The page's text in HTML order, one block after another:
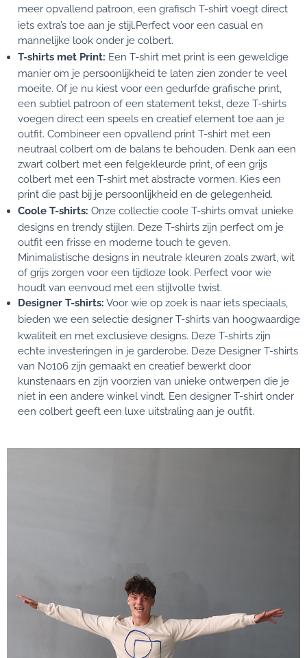
meer opvallend patroon, een grafisch T-shirt voegt direct
iets extra’s toe aan je stijl.Perfect voor een casual en
mannelijke look onder je colbert.
T-shirts met Print: Een T-shirt met print is een geweldige
manier om je persoonlijkheid te laten zien zonder te veel
moeite. Of je nu kiest voor een gedurfde grafische print,
een subtiel patroon of een statement tekst, deze T-shirts
voegen direct een speels en creatief element toe aan je
outfit. Combineer een opvallend print T-shirt met een
neutraal colbert om de balans te behouden. Denk aan een
zwart colbert met een felgekleurde print, of een grijs
colbert met een T-shirt met abstracte vormen. Kies een
print die past bij je persoonlijkheid en de gelegenheid.
Coole T-shirts: Onze collectie coole T-shirts omvat unieke
designs en trendy stijlen. Deze T-shirts zijn perfect om je
outfit een frisse en moderne touch te geven.
Minimalistische designs in neutrale kleuren zoals zwart, wit
of grijs zorgen voor een tijdloze look. Perfect voor wie
houdt van eenvoud met een stijlvolle twist.
Designer T-shirts: Voor wie op zoek is naar iets speciaals,
bieden we een selectie designer T-shirts van hoogwaardige
kwaliteit en met exclusieve designs. Deze T-shirts zijn
echte investeringen in je garderobe. Deze Designer T-shirts
van No106 zijn gemaakt en creatief bewerkt door
kunstenaars en zijn voorzien van unieke ontwerpen die je
niet in een andere winkel vindt. Een designer T-shirt onder
een colbert geeft een luxe uitstraling aan je outfit.